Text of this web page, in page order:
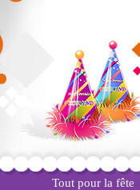
Tout pour la fête